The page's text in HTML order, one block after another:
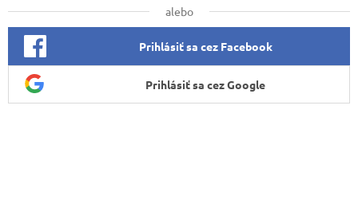
alebo
Prihlásiť sa cez Facebook
Prihlásiť sa cez Google